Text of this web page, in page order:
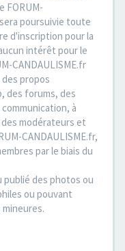
FORUM-
poursuivie toute
d'inscription pour la
intérêt pour le
CANDAULISME.fr
propos
des forums, des
à
modérateurs et
CANDAULISME.fr,
par le biais du
des photos ou
ou pouvant